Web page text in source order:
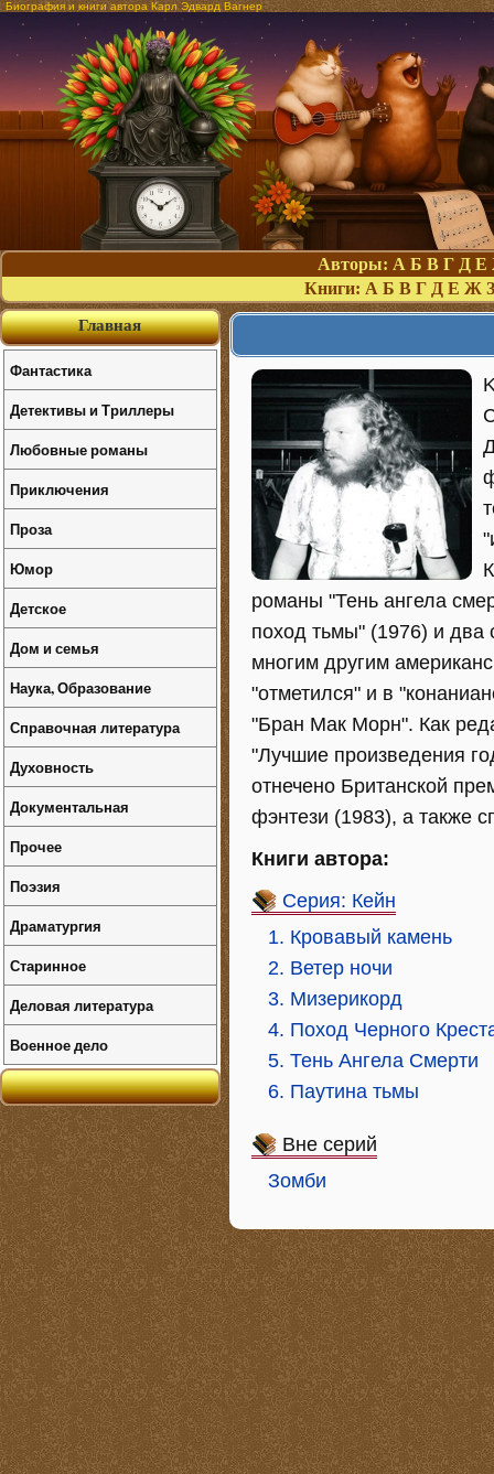
Биография и книги автора Карл Эдвард Вагнер
Авторы: А Б В Г Д Е
Книги: А Б В Г Д Е Ж З
романы "Тень ангела
поход тьмы" (1976) и два
многим другим
"отметился" и в
"Бран Мак Морн". Как
"Лучшие произведения
отнечено Британской
фэнтези (1983), а также
Книги автора:
Серия: Кейн
1. Кровавый камень
2. Ветер ночи
3. Мизерикорд
4. Поход Черного
5. Тень Ангела Смерти
6. Паутина тьмы
Вне серий
Зомби
Главная
Фантастика
Детективы и Триллеры
Любовные романы
Приключения
Проза
Юмор
Детское
Дом и семья
Наука, Образование
Справочная литература
Духовность
Документальная
Прочее
Поэзия
Драматургия
Старинное
Деловая литература
Военное дело